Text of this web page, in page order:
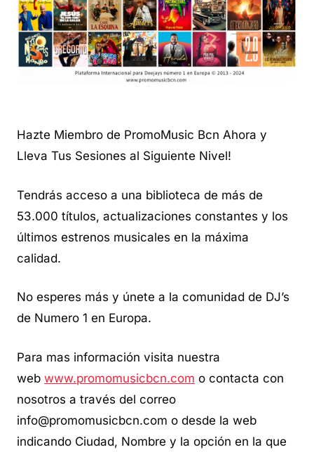
Hazte Miembro de PromoMusic Bcn Ahora y
Lleva Tus Sesiones al Siguiente Nivel!
Tendrás acceso a una biblioteca de más de
53.000 títulos, actualizaciones constantes y los
últimos estrenos musicales en la máxima
calidad.
No esperes más y únete a la comunidad de DJ’s
de Numero 1 en Europa.
Para mas información visita nuestra
web www.promomusicbcn.com o contacta con
nosotros a través del correo
info@promomusicbcn.com o desde la web
indicando Ciudad, Nombre y la opción en la que